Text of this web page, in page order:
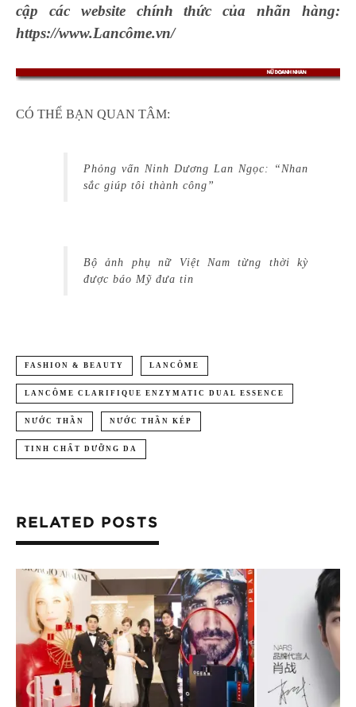
cập các website chính thức của nhãn hàng:
https://www.Lancôme.vn/
CÓ THỂ BẠN QUAN TÂM:
Phỏng vấn Ninh Dương Lan Ngọc: “Nhan
sắc giúp tôi thành công”
Bộ ảnh phụ nữ Việt Nam từng thời kỳ
được báo Mỹ đưa tin
FASHION & BEAUTY LANCÔME
LANCÔME CLARIFIQUE ENZYMATIC DUAL ESSENCE
NƯỚC THẦN NƯỚC THẦN KÉP
TINH CHẤT DƯỠNG DA
RELATED POSTS